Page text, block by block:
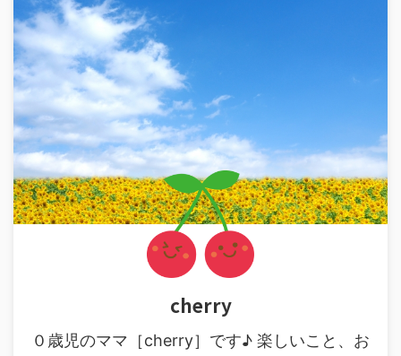
cherry
０歳児のママ［cherry］です♪ 楽しいこと、お